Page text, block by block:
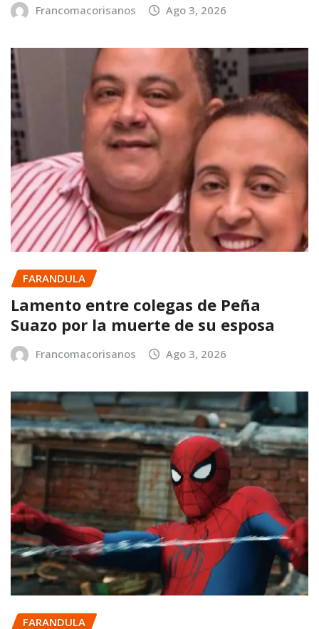
Francomacorisanos Ago 3, 2026
FARANDULA
Lamento entre colegas de Peña
Suazo por la muerte de su esposa
Francomacorisanos Ago 3, 2026
FARANDULA